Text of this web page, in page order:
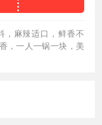
，麻辣适口，鲜香不
，一人一锅一块，美